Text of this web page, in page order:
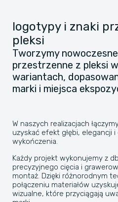
logotypy i znaki
pleksi
Tworzymy
przestrzenne z pleksi
wariantach,
marki i miejsca
W naszych realizacjach
uzyskać efekt głębi, elegancji
wykończenia.
Każdy projekt wykonujemy z
precyzyjnego cięcia i
montaż. Dzięki różnorodnym
połączeniu materiałów
wizualne, które przyciągają